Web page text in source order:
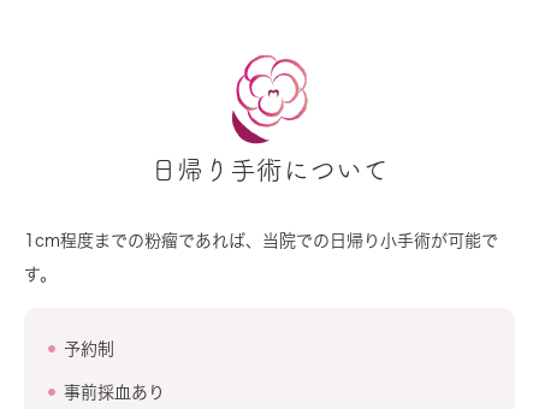
日帰り手術について
1cm程度までの粉瘤であれば、当院での日帰り小手術が可能で
す。
予約制
事前採血あり